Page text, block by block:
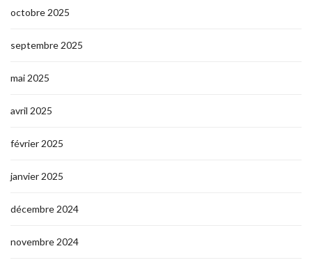
octobre 2025
septembre 2025
mai 2025
avril 2025
février 2025
janvier 2025
décembre 2024
novembre 2024